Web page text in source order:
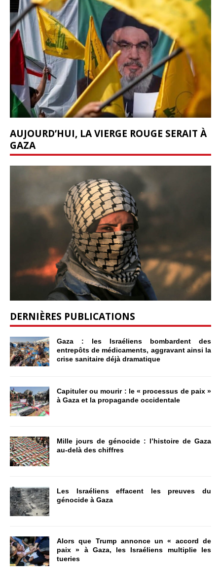
AUJOURD’HUI, LA VIERGE ROUGE SERAIT À
GAZA
DERNIÈRES PUBLICATIONS
Gaza : les Israéliens bombardent des
entrepôts de médicaments, aggravant ainsi la
crise sanitaire déjà dramatique
Capituler ou mourir : le « processus de paix »
à Gaza et la propagande occidentale
Mille jours de génocide : l’histoire de Gaza
au-delà des chiffres
Les Israéliens effacent les preuves du
génocide à Gaza
Alors que Trump annonce un « accord de
paix » à Gaza, les Israéliens multiplie les
tueries